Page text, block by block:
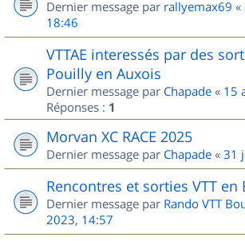
Dernier message par rallyemax69 «
18:46
VTTAE interessés par des
Pouilly en Auxois
Dernier message par Chapade « 15
Réponses : 1
Morvan XC RACE 2025
Dernier message par Chapade « 31
Rencontres et sorties VTT en
Dernier message par Rando VTT
2023, 14:57